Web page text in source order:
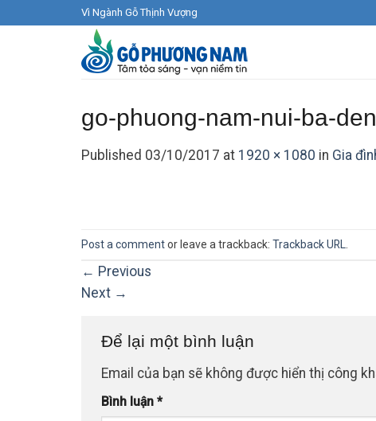
Vì Ngành Gỗ Thịnh Vượng
go-phuong-nam-nui-ba-
Published 03/10/2017 at 1920 × 1080 in Gia
Post a commentor leave a trackback: Trackback URL
← Previous
Next →
Để lại một bình luận
Email của bạn sẽ không được hiển thị công
Bình luận *